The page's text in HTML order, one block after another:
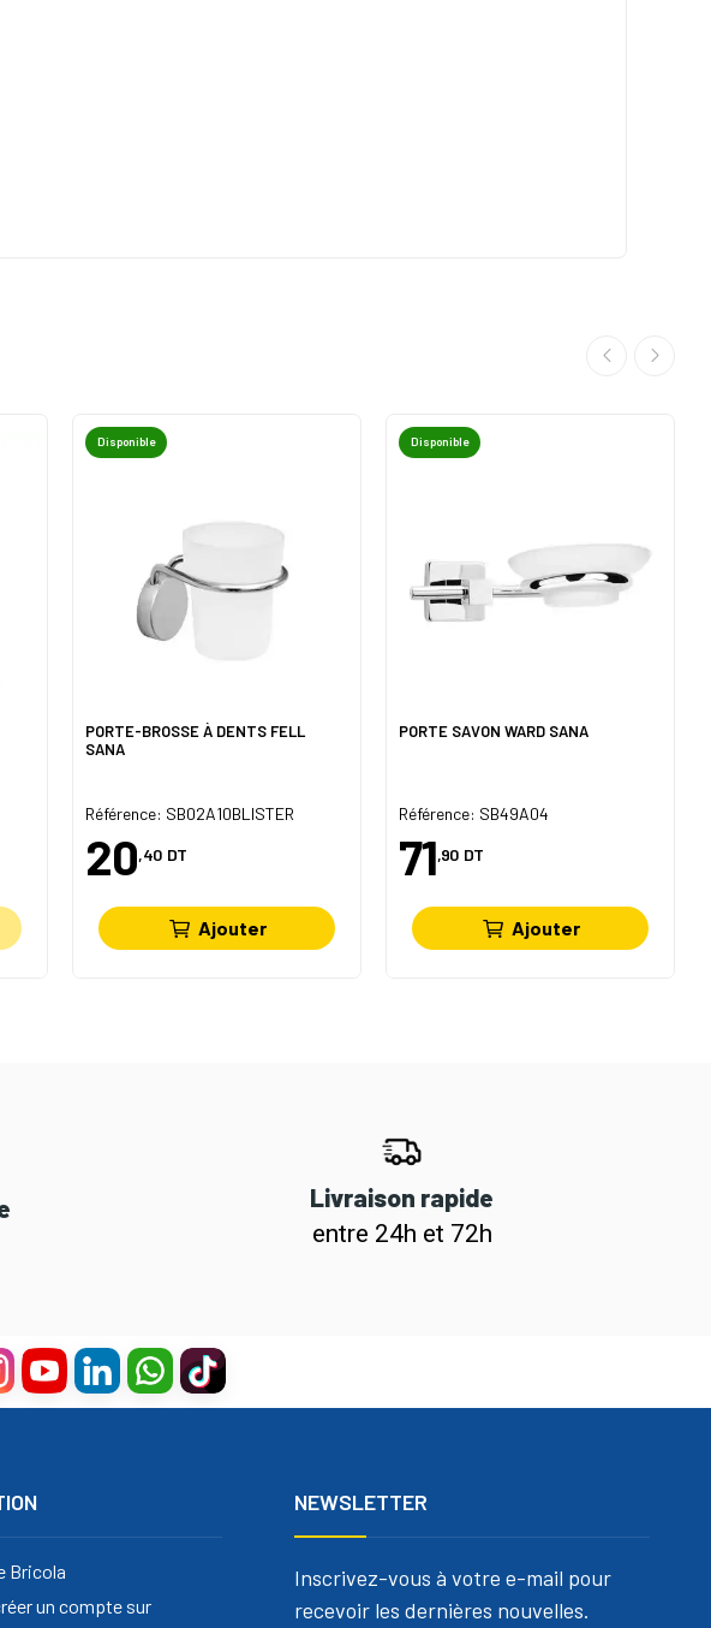
Disponible
PORTE-BROSSE À DENTS FELL
SANA
Référence: SB02A10BLISTER
20,40 DT
Ajouter
Disponible
PORTE SAVON WARD SANA
Référence: SB49A04
71,90 DT
Ajouter
Livraison rapide
entre 24h et 72h
Bricola
un compte sur
NEWSLETTER
Inscrivez-vous à votre e-mail pour
recevoir les dernières nouvelles.